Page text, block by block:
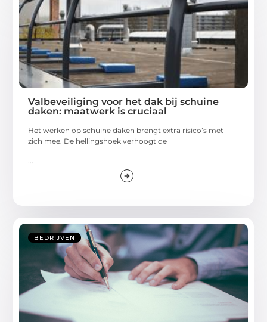
Valbeveiliging voor het dak bij schuine
daken: maatwerk is cruciaal
Het werken op schuine daken brengt extra risico’s met
zich mee. De hellingshoek verhoogt de
BEDRIJVEN